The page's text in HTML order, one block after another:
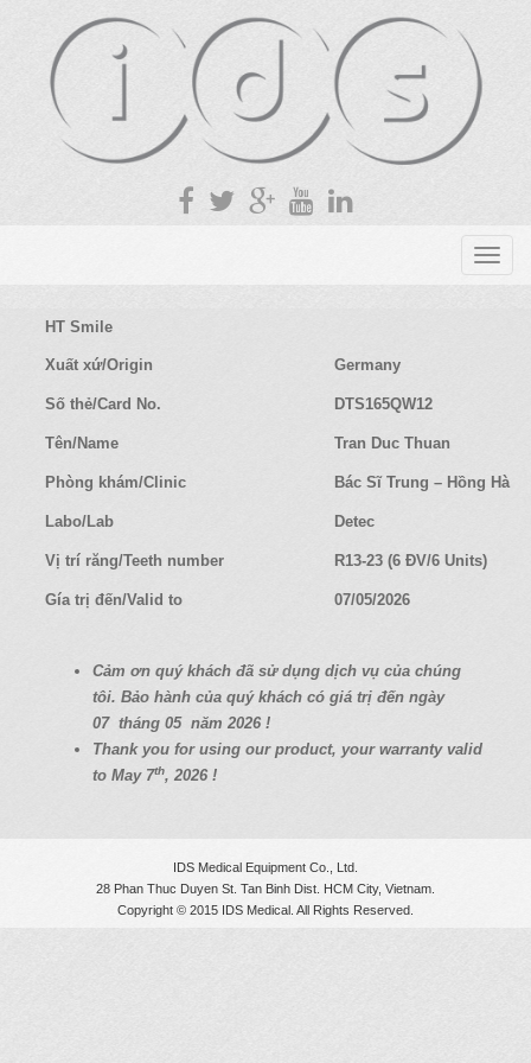
T
t
HT Smile
Xuất xứ/Origin Germany
Số thẻ/Card No. DTS165QW12
Tên/Name Tran Duc Thuan
Phòng khám/Clinic Bác Sĩ Trung – Hồng Hà
Labo/Lab Detec
Vị trí răng/Teeth number R13-23 (6 ĐV/6 Units)
Gía trị đến/Valid to 07/05/2026
Cảmơn quý khách đã sử dụng dịch vụ của chúng
tôi. Bảo hành của quý khách có giá trị đến ngày
07 tháng 05 năm 2026 !
Thank you for using our product, your warranty valid
to May 7th, 2026 !
IDS Medical Equipment Co., Ltd.
28 Phan Thuc Duyen St. Tan Binh Dist. HCM City, Vietnam.
Copyright © 2015 IDS Medical. All Rights Reserved.